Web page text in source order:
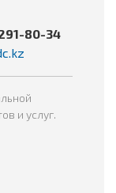
291-80-34
и услуг.